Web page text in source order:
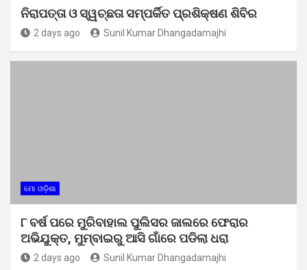
ନିରାପତ୍ତା ଓ ସ୍ୱଚ୍ଛତା ସମ୍ପର୍କିତ ପ୍ରଶିକ୍ଷଣ ଶିବିର
2 days ago Sunil Kumar Dhangadamajhi
ମୋ ଓଡ଼ିଶା
୮ ବର୍ଷ ପରେ ମୁରିବାହାଲ ପୁଲିସର ଜାଲରେ ଫେରାର
ଅଭିଯୁକ୍ତ, ମୁମ୍ବାଇରୁ ଆସି ଗାଁରେ ପଡିଲା ଧରା
2 days ago Sunil Kumar Dhangadamajhi